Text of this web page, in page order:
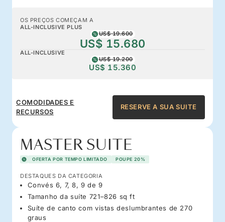
OS PREÇOS COMEÇAM A
ALL-INCLUSIVE PLUS
US$ 19.600
US$ 15.680
ALL-INCLUSIVE
US$ 19.200
US$ 15.360
COMODIDADES E
RECURSOS
RESERVE A SUA SUITE
MASTER SUITE
OFERTA POR TEMPO LIMITADO POUPE 20%
DESTAQUES DA CATEGORIA
Convés 6, 7, 8, 9 de 9
Tamanho da suíte 721–826 sq ft
Suíte de canto com vistas deslumbrantes de 270
graus